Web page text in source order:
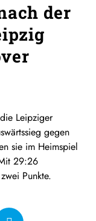
der
Leipziger
gegen
sie im Heimspiel
29:26
Punkte.